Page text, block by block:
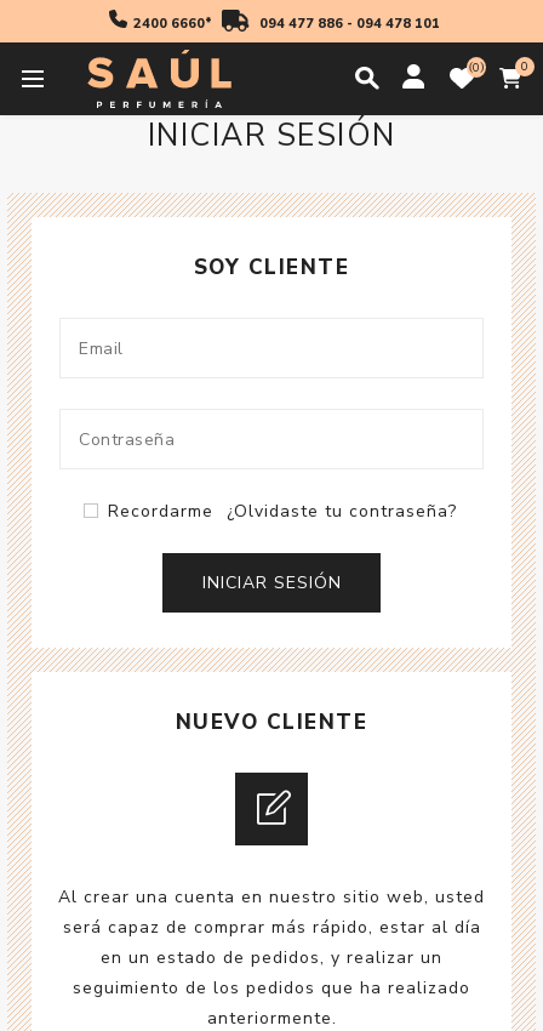
2400 6660* 094 477 886- 094 478 101
0 0
INICIAR SESIÓN
SOY CLIENTE
Recordarme ¿Olvidaste tu contraseña?
NUEVO CLIENTE
Al crear una cuenta en nuestro sitio web, usted
será capaz de comprar más rápido, estar al día
en un estado de pedidos, y realizar un
seguimiento de los pedidos que ha realizado
anteriormente.